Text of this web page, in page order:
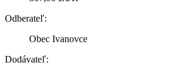
Odberateľ:
Obec Ivanovce
Dodávateľ: